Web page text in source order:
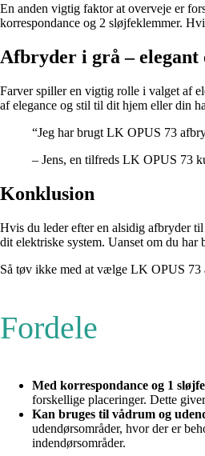
En anden vigtig faktor at overveje er
korrespondance og 2 sløjfeklemmer.
Afbryder i grå – elegant
Farver spiller en vigtig rolle i valget af
af elegance og stil til dit hjem eller din
“Jeg har brugt LK OPUS 73
– Jens, en tilfreds LK OPUS 73
Konklusion
Hvis du leder efter en alsidig afbryder
dit elektriske system. Uanset om du
Så tøv ikke med at vælge LK OPUS 73
Fordele
Med korrespondance og 1
forskellige placeringer. Dette
Kan bruges til vådrum og
udendørsområder, hvor der er
indendørsområder.